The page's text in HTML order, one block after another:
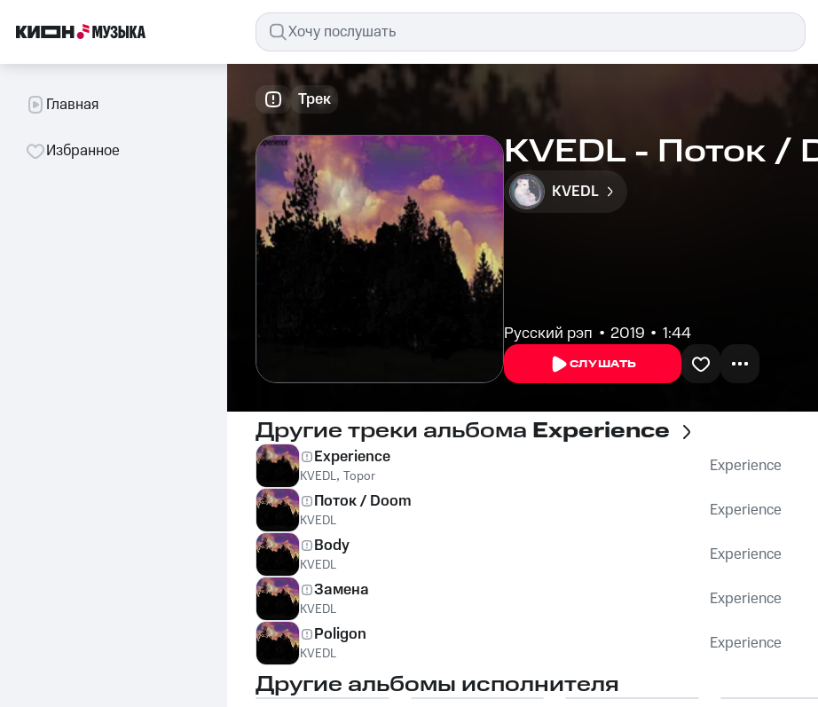
Главная
Избранное
Трек
KVEDL - Поток /
KVEDL
Русский рэп 2019 1:44
СЛУШАТЬ
Другие треки альбома Experience
Experience
KVEDL, Topor Experience
Поток / Doom
KVEDL Experience
Body
KVEDL Experience
Замена
KVEDL Experience
Poligon
KVEDL Experience
Другие альбомы исполнителя